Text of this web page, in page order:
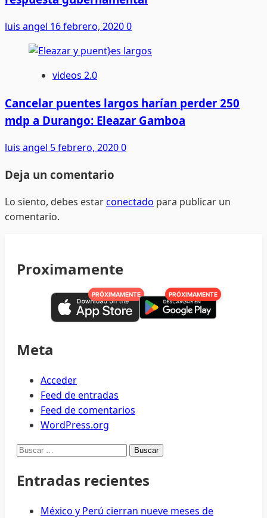
luis angel 16 febrero, 20200
videos 2.0
Cancelar puentes largos harían perder 250
mdp a Durango: Eleazar Gamboa
luis angel 5 febrero, 20200
Deja un comentario
Lo siento, debes estarconectado para publicar un
comentario.
Proximamente
PRÓXIMAMENTE PRÓXIMAMENTE
Meta
Acceder
Feed de entradas
Feed de comentarios
WordPress.org
Buscar:
Entradas recientes
México y Perú cierran nueve meses de